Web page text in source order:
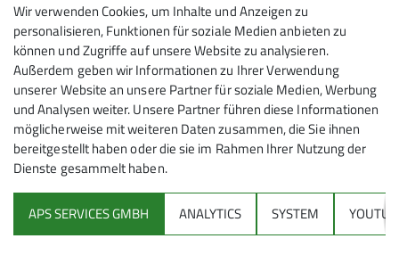
19.08.2025
2025 Sektion Mitgliedschaft
Bei einemEintritt in unsere DAV Sektion Siegerland ab
1. Septemberwird nur der
laufende Jahr berechnet.
Damit kannst Du bei einem Urlaub in den Bergen noch
Wir verwenden Cookies, um Inhalte und Anzeigen zu
personalisieren, Funktionen für soziale Medien anbieten zu
können und Zugriffe auf unsere Website zu analysieren.
Außerdem geben wir Informationen zu Ihrer Verwendung
unserer Website an unsere Partner für soziale Medien, Werbung
und Analysen weiter. Unsere Partner führen diese Informationen
möglicherweise mit weiteren Daten zusammen, die Sie ihnen
bereitgestellt haben oder die sie im Rahmen Ihrer Nutzung der
Dienste gesammelt haben.
APS SERVICES GMBH ANALYTICS SYSTEM